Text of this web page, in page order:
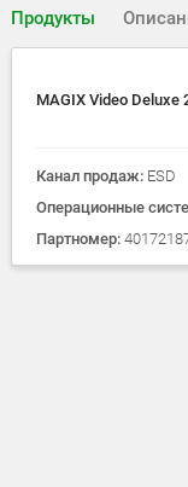
Продукты
MAGIX Video Deluxe
Канал продаж: ESD
Операционные
Партномер: